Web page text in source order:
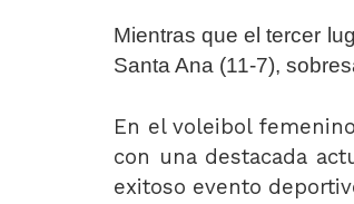
Mientras que el tercer
Santa Ana (11-7),
En el voleibol
con una destacada
exitoso evento